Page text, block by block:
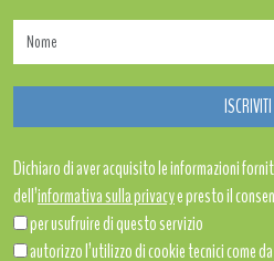
Dichiaro di aver acquisito le informazioni
dell’informativa sulla privacye presto il
per usufruire di questo servizio
autorizzo l’utilizzo di cookie tecnici come da